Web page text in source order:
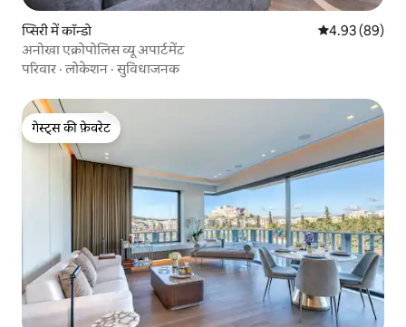
प्सिरी में कॉन्डो औसत रेटिंग 5 में
4.93 (89)
अनोखा एक्रोपोलिस व्यू अपार्टमेंट
परिवार ·लोकेशन ·सुविधाजनक
गेस्ट्स की फ़ेवरेट
गेस्ट्स की फ़ेवरेट